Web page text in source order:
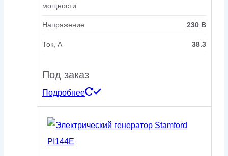
мощности
Напряжение 230 В
Ток, А 38.3
Под заказ
Подробнее